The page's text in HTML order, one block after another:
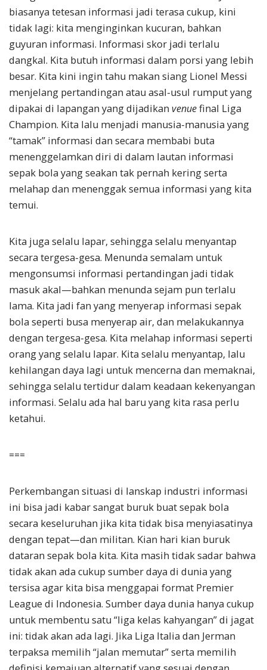
biasanya tetesan informasi jadi terasa cukup, kini
tidak lagi: kita menginginkan kucuran, bahkan
guyuran informasi. Informasi skor jadi terlalu
dangkal. Kita butuh informasi dalam porsi yang lebih
besar. Kita kini ingin tahu makan siang Lionel Messi
menjelang pertandingan atau asal-usul rumput yang
dipakai di lapangan yang dijadikan venuefinal Liga
Champion. Kita lalu menjadi manusia-manusia yang
“tamak” informasi dan secara membabi buta
menenggelamkan diri di dalam lautan informasi
sepak bola yang seakan tak pernah kering serta
melahap dan menenggak semua informasi yang kita
temui.
Kita juga selalu lapar, sehingga selalu menyantap
secara tergesa-gesa. Menunda semalam untuk
mengonsumsi informasi pertandingan jadi tidak
masuk akal—bahkan menunda sejam pun terlalu
lama. Kita jadi fan yang menyerap informasi sepak
bola seperti busa menyerap air, dan melakukannya
dengan tergesa-gesa. Kita melahap informasi seperti
orang yang selalu lapar. Kita selalu menyantap, lalu
kehilangan daya lagi untuk mencerna dan memaknai,
sehingga selalu tertidur dalam keadaan kekenyangan
informasi. Selalu ada hal baru yang kita rasa perlu
ketahui.
===
Perkembangan situasi di lanskap industri informasi
ini bisa jadi kabar sangat buruk buat sepak bola
secara keseluruhan jika kita tidak bisa menyiasatinya
dengan tepat—dan militan. Kian hari kian buruk
dataran sepak bola kita. Kita masih tidak sadar bahwa
tidak akan ada cukup sumber daya di dunia yang
tersisa agar kita bisa menggapai format Premier
League di Indonesia. Sumber daya dunia hanya cukup
untuk membentu satu “liga kelas kahyangan” di jagat
ini: tidak akan ada lagi. Jika Liga Italia dan Jerman
terpaksa memilih “jalan memutar” serta memilih